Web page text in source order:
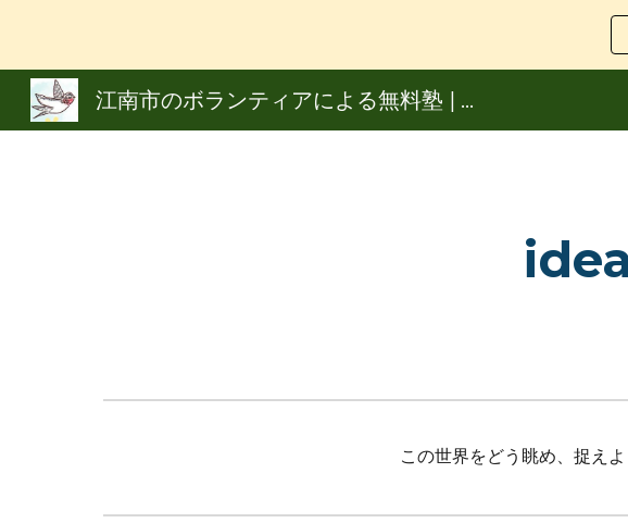
江南市のボランティアによる無料塾 | NPO法人 東海つばめ学習会
この世界をどう眺め、捉え